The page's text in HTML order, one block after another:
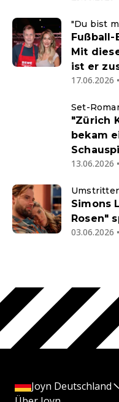
"Du bist
Fußball-
Mit
ist er
17.06.2026
Set-
"Zürich
bekam
13.06.2026
Simons
Rosen"
03.06.2026
Joyn Deutschland